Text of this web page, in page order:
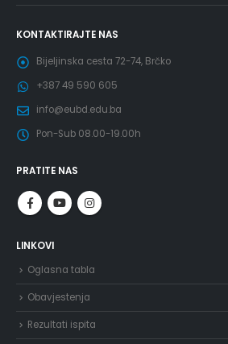
KONTAKTIRAJTE NAS
Bijeljinska cesta 72-74, Brčko
+387 49 590 605
info@eubd.edu.ba
Pon-Sub 08.00-19.00h
PRATITE NAS
LINKOVI
Oglasna tabla
Obavjestenja
Rezultati ispita